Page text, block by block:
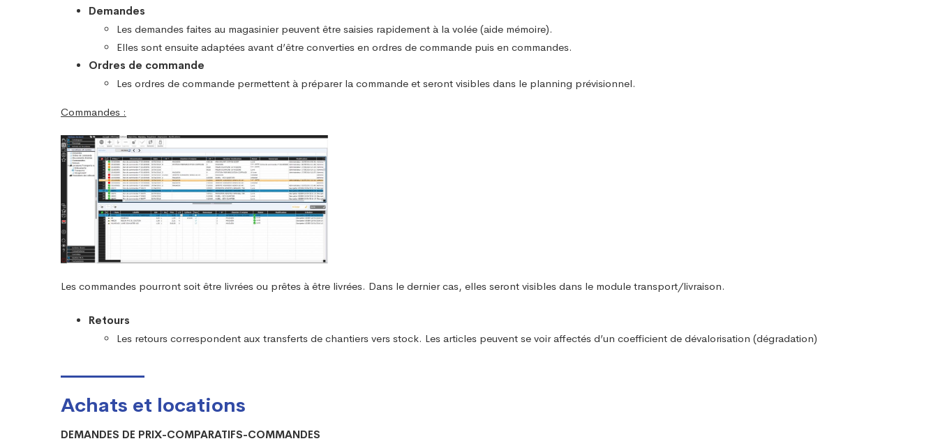
Demandes
Les demandes faites au magasinier peuvent être saisies rapidement à la volée (aide mémoire).
Elles sont ensuite adaptées avant d’être converties en ordres de commande puis en commandes.
Ordres de commande
Les ordres de commande permettent à préparer la commande et seront visibles dans le planning prévisionnel.
Commandes :
Les commandes pourront soit être livrées ou prêtes à être livrées. Dans le dernier cas, elles seront visibles dans le module transport/livraison.
Retours
Les retours correspondent aux transferts de chantiers vers stock. Les articles peuvent se voir affectés d’un coefficient de dévalorisation (dégradation)
Achats et locations
DEMANDES DE PRIX-COMPARATIFS-COMMANDES